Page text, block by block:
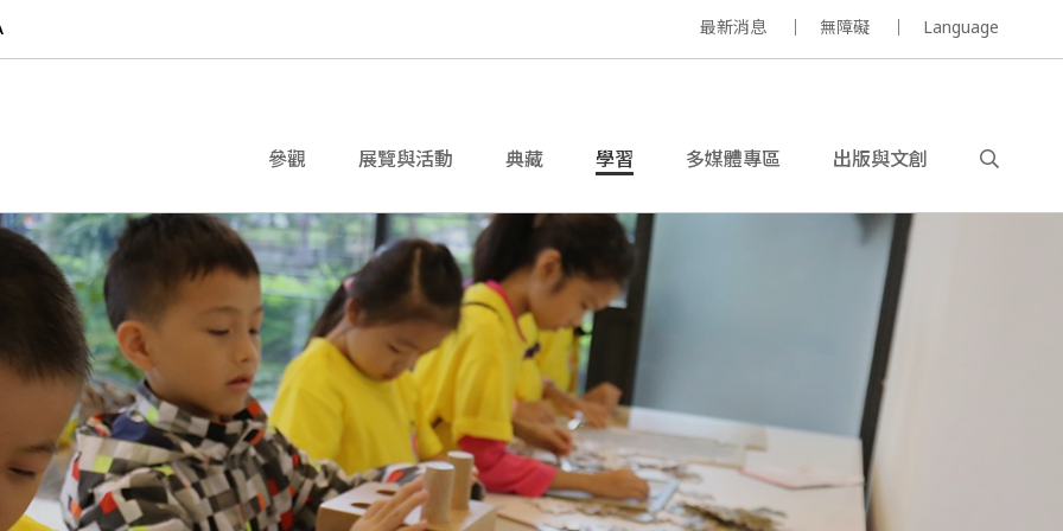
最新消息 無障礙 Language
參觀 展覽與活動 典藏 學習 多媒體專區 出版與文創